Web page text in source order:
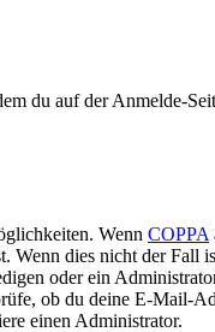
du auf der Anmelde-
Wenn COPPA
Wenn dies nicht der Fall
oder ein
ob du deine E-Mail-
einen Administrator.